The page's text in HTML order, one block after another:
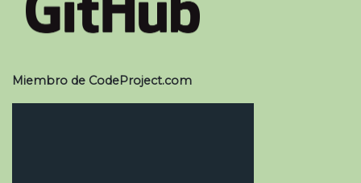
Miembro de CodeProject.com